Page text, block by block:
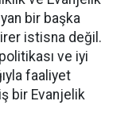
bir başka
istisna değil.
ve iyi
faaliyet
bir Evanjelik